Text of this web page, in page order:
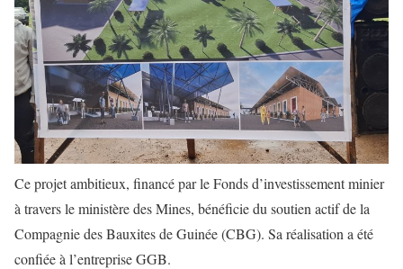
Ce projet ambitieux, financé par le Fonds d’investissement minier
à travers le ministère des Mines, bénéficie du soutien actif de la
Compagnie des Bauxites de Guinée (CBG). Sa réalisation a été
confiée à l’entreprise GGB.